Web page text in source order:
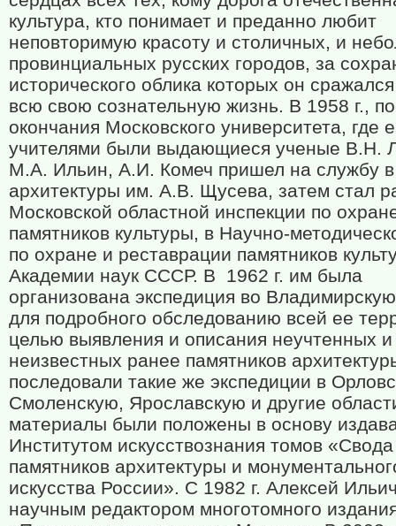
культура, кто понимает и преданно любит
неповторимую красоту и столичных, и
провинциальных русских городов, за
исторического облика которых он
всю свою сознательную жизнь. В 1958 г.,
окончания Московского университета, где
учителями были выдающиеся ученые В.Н.
М.А. Ильин, А.И. Комеч пришел на службу
архитектуры им. А.В. Щусева, затем стал
Московской областной инспекции по
памятников культуры, в Научно-
по охране и реставрации памятников
Академии наук СССР. В
1962 г. им была
организована экспедиция во
для подробного обследованию всей ее
целью выявления и описания неучтенных и
неизвестных ранее памятников
последовали такие же экспедиции в
Смоленскую, Ярославскую и другие
материалы были положены в основу
Институтом искусствознания томов «Свода
памятников архитектуры и
искусства России». С 1982 г. Алексей
научным редактором многотомного